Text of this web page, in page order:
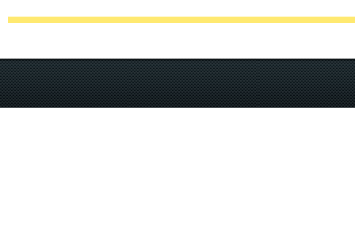
работы системы
Система водоснабжения
состоит из падающих
таки дорогостоящая
Часть расходов
тратилась из-за
затрудненного монтажа
водоснабжения
нельзя.
замена труб